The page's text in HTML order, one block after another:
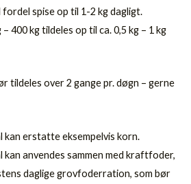
fordel spise op til 1-2 kg dagligt.
400 kg tildeles op til ca. 0,5 kg – 1 kg
tildeles over 2 gange pr. døgn – gerne
kan erstatte eksempelvis korn.
kan anvendes sammen med kraftfoder,
daglige grovfoderration, som bør